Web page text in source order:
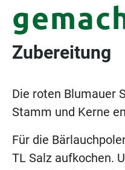
Zubereitung
Die roten Blumauer
Stamm und Kerne
Für die
TL Salz aufkochen.
Österreich
Allgemeines &
Rechtliches
AGB
Datenschutz